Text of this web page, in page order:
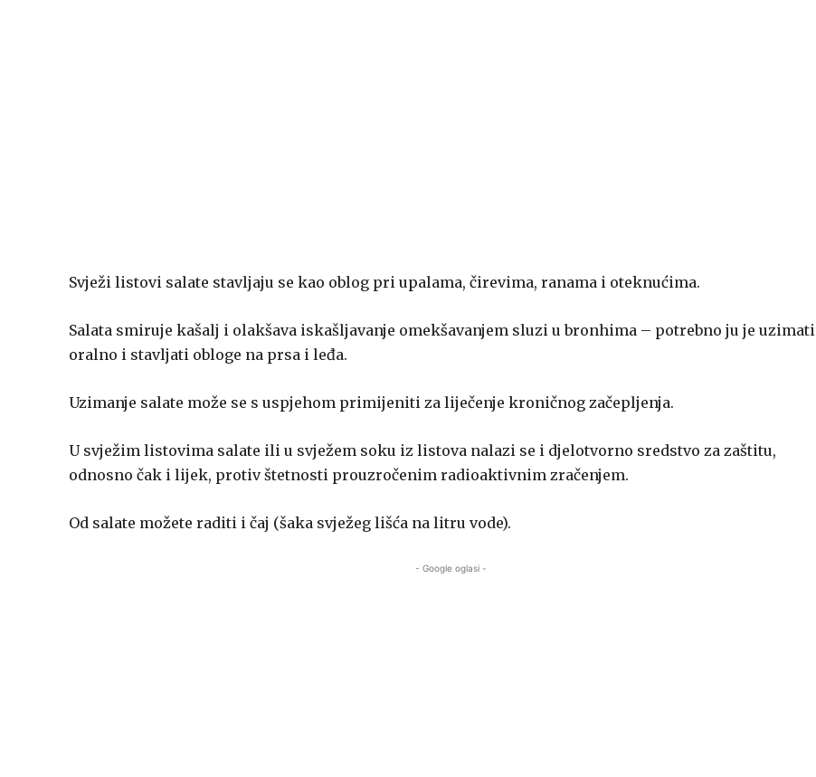
Svježi listovi salate stavljaju se kao oblog pri upalama, čirevima, ranama i oteknućima.
Salata smiruje kašalj i olakšava iskašljavanje omekšavanjem sluzi u bronhima – potrebno ju je uzimati
oralno i stavljati obloge na prsa i leđa.
Uzimanje salate može se s uspjehom primijeniti za liječenje kroničnog začepljenja.
U svježim listovima salate ili u svježem soku iz listova nalazi se i djelotvorno sredstvo za zaštitu,
odnosno čak i lijek, protiv štetnosti prouzročenim radioaktivnim zračenjem.
Od salate možete raditi i čaj (šaka svježeg lišća na litru vode).
- Google oglasi -